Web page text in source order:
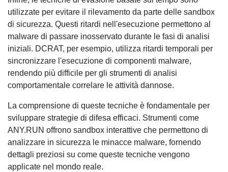
utilizzate per evitare il rilevamento da parte delle sandbox
di sicurezza. Questi ritardi nell'esecuzione permettono al
malware di passare inosservato durante le fasi di analisi
iniziali. DCRAT, per esempio, utilizza ritardi temporali per
sincronizzare l'esecuzione di componenti malware,
rendendo più difficile per gli strumenti di analisi
comportamentale correlare le attività dannose.
La comprensione di queste tecniche è fondamentale per
sviluppare strategie di difesa efficaci. Strumenti come
ANY.RUN offrono sandbox interattive che permettono di
analizzare in sicurezza le minacce malware, fornendo
dettagli preziosi su come queste tecniche vengono
applicate nel mondo reale.